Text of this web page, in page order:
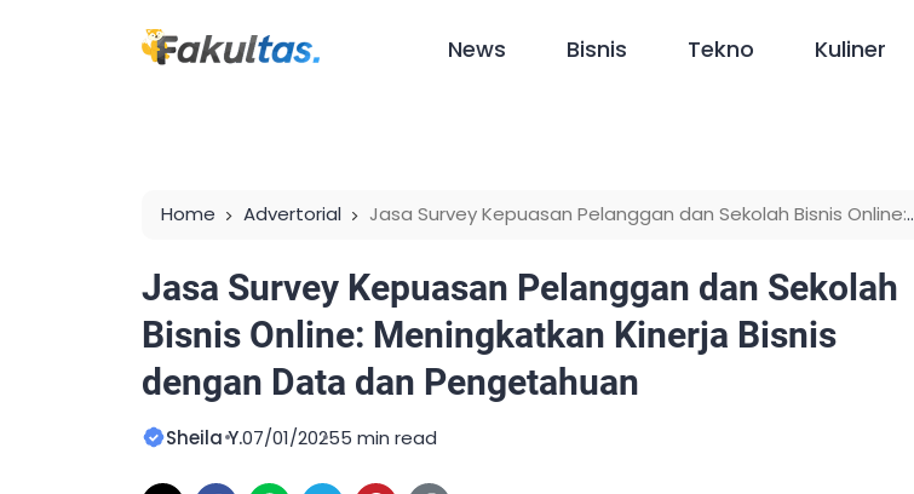
News Bisnis Tekno Kuliner
Home Advertorial
Jasa Survey Kepuasan Pelanggan dan Sekolah Bisnis Online:
Jasa Survey Kepuasan Pelanggan dan Sekolah
Bisnis Online: Meningkatkan Kinerja Bisnis
dengan Data dan Pengetahuan
Sheila Y.07/01/20255 min read